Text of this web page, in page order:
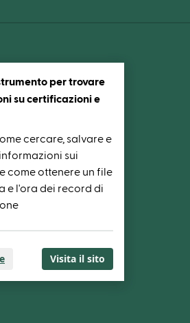
per trovare
su certificazioni e
cercare, salvare e
sui
come ottenere un file
e l'ora dei record di
Visita il sito